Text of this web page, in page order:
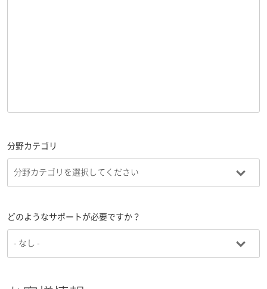
分野カテゴリ
どのようなサポートが必要ですか？